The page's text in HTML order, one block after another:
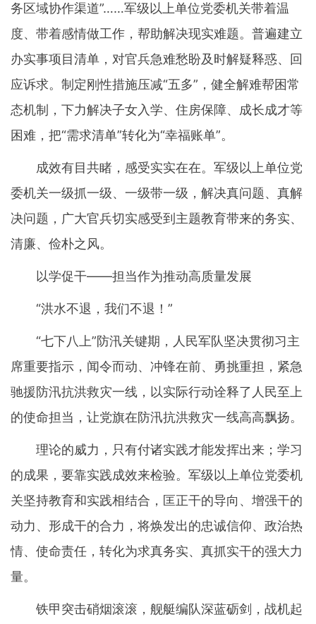
务区域协作渠道”……军级以上单位党委机关带着温
度、带着感情做工作，帮助解决现实难题。普遍建立
办实事项目清单，对官兵急难愁盼及时解疑释惑、回
应诉求。制定刚性措施压减“五多”，健全解难帮困常
态机制，下力解决子女入学、住房保障、成长成才等
困难，把“需求清单”转化为“幸福账单”。
成效有目共睹，感受实实在在。军级以上单位党
委机关一级抓一级、一级带一级，解决真问题、真解
决问题，广大官兵切实感受到主题教育带来的务实、
清廉、俭朴之风。
以学促干——担当作为推动高质量发展
“洪水不退，我们不退！”
“七下八上”防汛关键期，人民军队坚决贯彻习主
席重要指示，闻令而动、冲锋在前、勇挑重担，紧急
驰援防汛抗洪救灾一线，以实际行动诠释了人民至上
的使命担当，让党旗在防汛抗洪救灾一线高高飘扬。
理论的威力，只有付诸实践才能发挥出来；学习
的成果，要靠实践成效来检验。军级以上单位党委机
关坚持教育和实践相结合，匡正干的导向、增强干的
动力、形成干的合力，将焕发出的忠诚信仰、政治热
情、使命责任，转化为求真务实、真抓实干的强大力
量。
铁甲突击硝烟滚滚，舰艇编队深蓝砺剑，战机起